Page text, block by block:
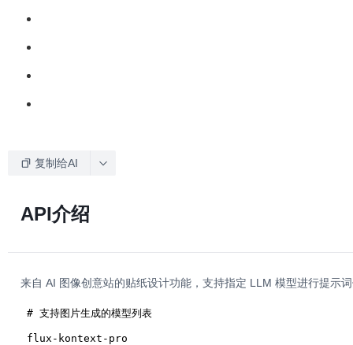
复制给AI
API介绍
来自 AI 图像创意站的贴纸设计功能，支持指定 LLM 模型进行提示